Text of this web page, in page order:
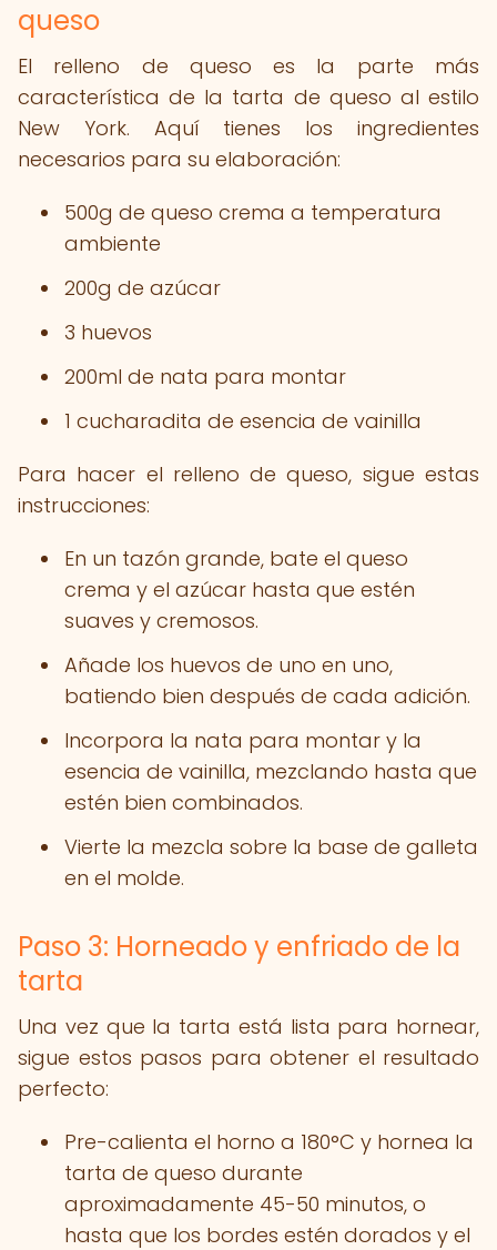
queso
El relleno de queso es la parte más
característica de la tarta de queso al estilo
New York. Aquí tienes los ingredientes
necesarios para su elaboración:
500g de queso crema a temperatura
ambiente
200g de azúcar
3 huevos
200ml de nata para montar
1 cucharadita de esencia de vainilla
Para hacer el relleno de queso, sigue estas
instrucciones:
En un tazón grande, bate el queso
crema y el azúcar hasta que estén
suaves y cremosos.
Añade los huevos de uno en uno,
batiendo bien después de cada adición.
Incorpora la nata para montar y la
esencia de vainilla, mezclando hasta que
estén bien combinados.
Vierte la mezcla sobre la base de galleta
en el molde.
Paso 3: Horneado y enfriado de la
tarta
Una vez que la tarta está lista para hornear,
sigue estos pasos para obtener el resultado
perfecto:
Pre-calienta el horno a 180°C y hornea la
tarta de queso durante
aproximadamente 45-50 minutos, o
hasta que los bordes estén dorados y el